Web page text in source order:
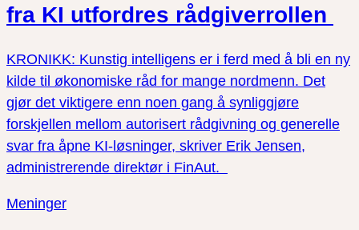
fra KI utfordres rådgiverrollen
KRONIKK: Kunstig intelligens er i ferd med å bli en ny
kilde til økonomiske råd for mange nordmenn. Det
gjør det viktigere enn noen gang å synliggjøre
forskjellen mellom autorisert rådgivning og generelle
svar fra åpne KI-løsninger, skriver Erik Jensen,
administrerende direktør i FinAut.
Meninger